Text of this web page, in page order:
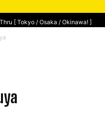
[ Tokyo / Osaka / Okinawa! ]